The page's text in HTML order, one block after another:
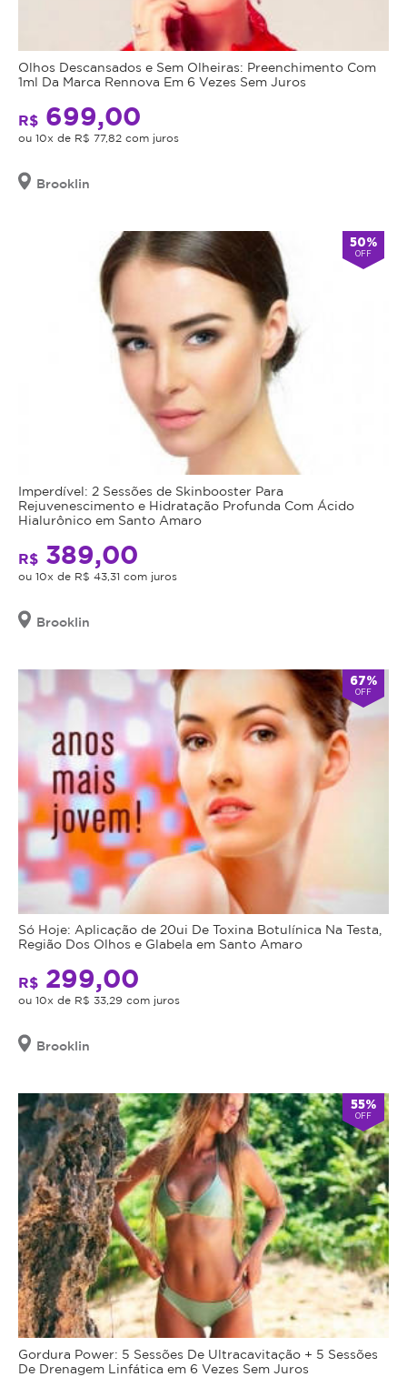
Olhos Descansados e Sem Olheiras: Preenchimento Com
1ml Da Marca Rennova Em 6 Vezes Sem Juros
R$ 699,00
ou 10x de R$ 77,82 com juros
Brooklin
50%
OFF
Imperdível: 2 Sessões de Skinbooster Para
Rejuvenescimento e Hidratação Profunda Com Ácido
Hialurônico em Santo Amaro
R$ 389,00
ou 10x de R$ 43,31 com juros
Brooklin
67%
OFF
Só Hoje: Aplicação de 20ui De Toxina Botulínica Na Testa,
Região Dos Olhos e Glabela em Santo Amaro
R$ 299,00
ou 10x de R$ 33,29 com juros
Brooklin
55%
OFF
Gordura Power: 5 Sessões De Ultracavitação + 5 Sessões
De Drenagem Linfática em 6 Vezes Sem Juros